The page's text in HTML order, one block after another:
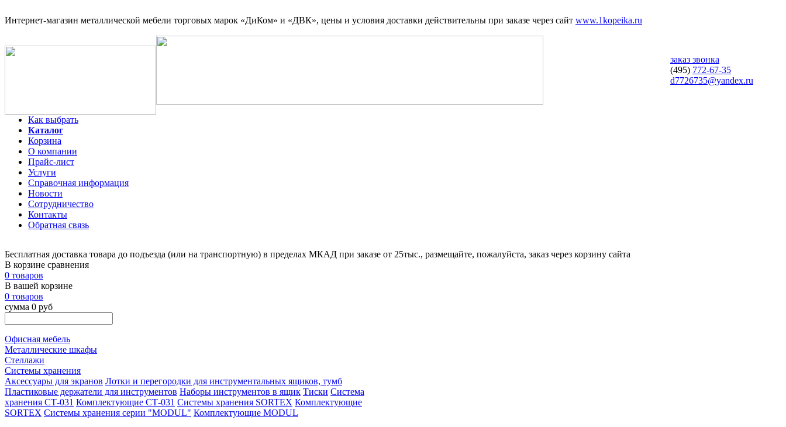
Интернет-магазин металлической мебели торговых марок «ДиКом» и «ДВК», цены и условия доставки действительны при заказе через сайт www.1kopeika.ru
заказ звонка
(495) 772-67-35
d7726735@yandex.ru
Как выбрать
Каталог
Корзина
О компании
Прайс-лист
Услуги
Справочная информация
Новости
Сотрудничество
Контакты
Обратная связь
Бесплатная доставка товара до подъезда (или на транспортную) в пределах МКАД при заказе от 25тыс., размещайте, пожалуйста, заказ через корзину сайта
В корзине сравнения
0 товаров
В вашей корзине
0 товаров
сумма 0 руб
Офисная мебель
Металлические шкафы
Стеллажи
Системы хранения
Аксессуары для экранов Лотки и перегородки для инструментальных ящиков, тумб
Пластиковые держатели для инструментов Наборы инструментов в ящик Тиски Система
хранения СТ-031 Комплектующие СТ-031 Системы хранения SORTEX Комплектующие
SORTEX Системы хранения серии "MODUL" Комплектующие MODUL